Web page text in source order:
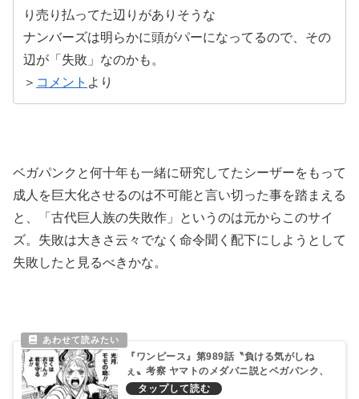
り売り払ってた辺りがありそうな
ナンバーズは明らかに頭がパーになってるので、その
辺が「失敗」なのかも。
＞ コメント より
ベガパンクと何十年も一緒に研究してたシーザーをもって
成人を巨大化させるのは不可能と言い切った事を踏まえる
と、「古代巨人族の失敗作」というのは元からこのサイ
ズ。失敗は大きさ云々でなく命令聞く配下にしようとして
失敗したと見るべきかな。
『ワンピース』第989話〝負ける気がしね
ぇ〟考察 ヤマトのメダパニ説とベガパンク、
シーザー、ジャッジに続く第4の天才科学者